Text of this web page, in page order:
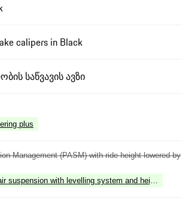
calipers in Black
საწვავის ავზი
plus
Management (PASM) with ride height lowered by
suspension with levelling system and height